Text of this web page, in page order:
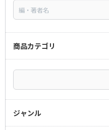
商品カテゴリ
ジャンル